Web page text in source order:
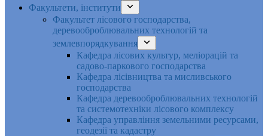
Факультети, інститути
Факультет лісового господарства,
деревооброблювальних технологій та
землевпорядкування
Кафедра лісових культур, меліорацій та
садово-паркового господарства
Кафедра лісівництва та мисливського
господарства
Кафедра деревооброблювальних технологій
та системотехніки лісового комплексу
Кафедра управління земельними ресурсами,
геодезії та кадастру